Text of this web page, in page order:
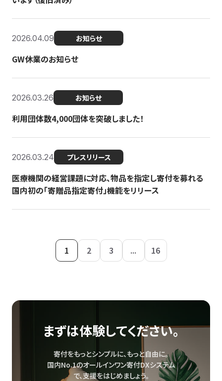
2026.04.09 お知らせ
GW休業のお知らせ
2026.03.26 お知らせ
利用団体数4,000団体を突破しました！
2026.03.24 プレスリリース
医療機関の経営課題に対応、物品を指定し寄付を募れる
国内初の「寄贈品指定寄付」機能をリリース
1 2 3 ... 16
まずは体験してください。
寄付をもっとシンプルに、もっと自由に。
国内No.1のオールインワン寄付DXシステム
で、支援をはじめましょう。